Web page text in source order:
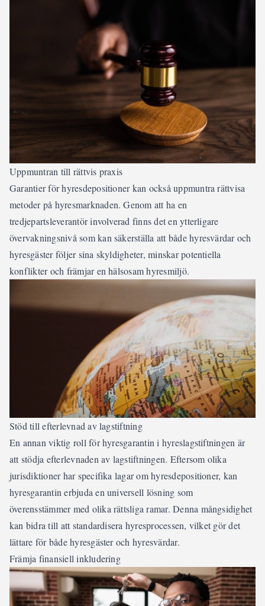
Uppmuntran till rättvis praxis
Garantier för hyresdepositioner kan också uppmuntra rättvisa
metoder på hyresmarknaden. Genom att ha en
tredjepartsleverantör involverad finns det en ytterligare
övervakningsnivå som kan säkerställa att både hyresvärdar och
hyresgäster följer sina skyldigheter, minskar potentiella
konflikter och främjar en hälsosam hyresmiljö.
Stöd till efterlevnad av lagstiftning
En annan viktig roll för hyresgarantin i hyreslagstiftningen är
att stödja efterlevnaden av lagstiftningen. Eftersom olika
jurisdiktioner har specifika lagar om hyresdepositioner, kan
hyresgarantin erbjuda en universell lösning som
överensstämmer med olika rättsliga ramar. Denna mångsidighet
kan bidra till att standardisera hyresprocessen, vilket gör det
lättare för både hyresgäster och hyresvärdar.
Främja finansiell inkludering